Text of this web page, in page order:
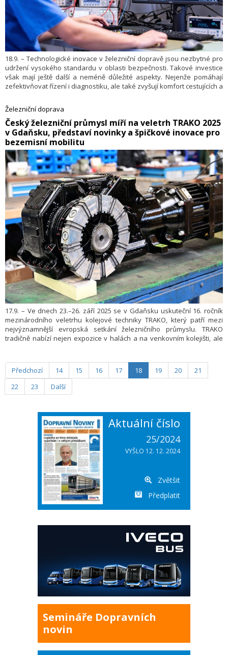
18.9. – Technologické inovace v železniční dopravě jsou nezbytné pro
udržení vysokého standardu v oblasti bezpečnosti. Takové investice
však mají ještě další a neméně důležité aspekty. Nejenže pomáhají
zefektivňovat řízení i diagnostiku, ale také zvyšují komfort cestujících a
počet lidí, kteří jezdí vlaky, rok od roku roste.
Železniční doprava
​Český železniční průmysl míří na veletrh TRAKO 2025
v Gdaňsku, představí novinky a špičkové inovace pro
bezemisní mobilitu
17.9. – Ve dnech 23.–26. září 2025 se v Gdaňsku uskuteční 16. ročník
mezinárodního veletrhu kolejové techniky TRAKO, který patří mezi
nejvýznamnější evropská setkání železničního průmyslu. TRAKO
tradičně nabízí nejen expozice v halách a na venkovním kolejišti, ale
Předchozí
14 15 16 17 18 19 20
21
22
23 Další
Aktuální číslo
25/2024
VYŠLO 12. 12. 2024
Zvětšit
Předplatit
Semináře Dopravních
novin